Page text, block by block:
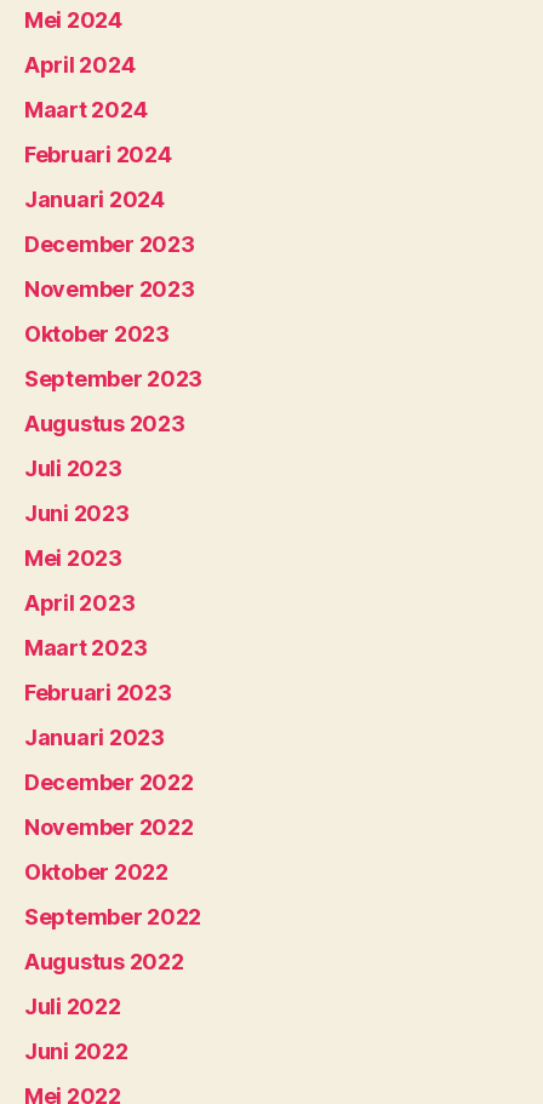
Mei 2024
April 2024
Maart 2024
Februari 2024
Januari 2024
December 2023
November 2023
Oktober 2023
September 2023
Augustus 2023
Juli 2023
Juni 2023
Mei 2023
April 2023
Maart 2023
Februari 2023
Januari 2023
December 2022
November 2022
Oktober 2022
September 2022
Augustus 2022
Juli 2022
Juni 2022
Mei 2022